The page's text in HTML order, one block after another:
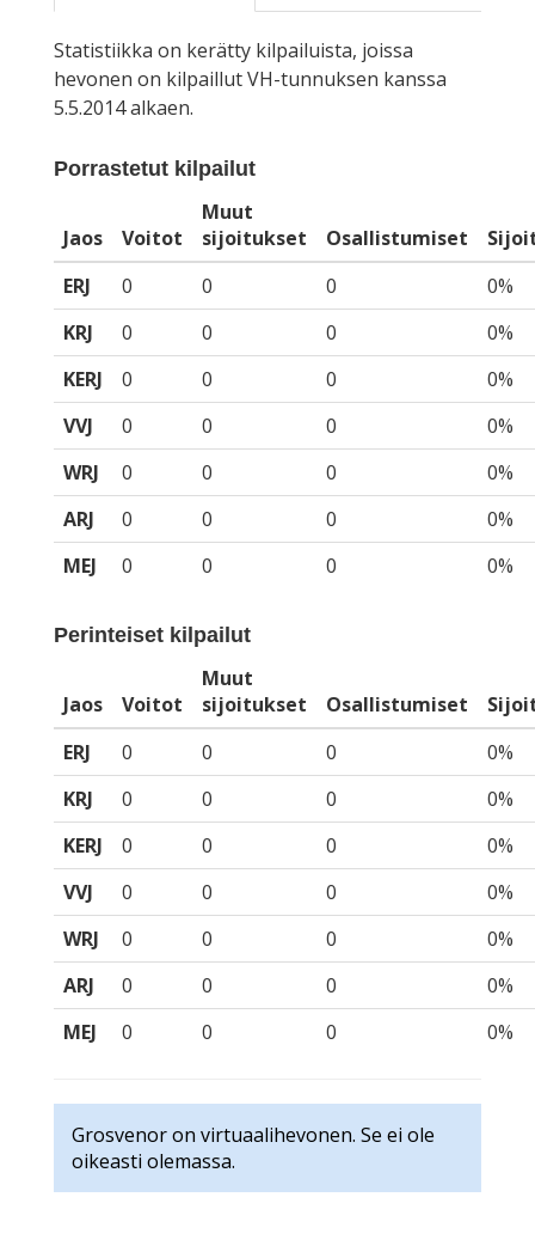
Statistiikka on kerätty kilpailuista, joissa
hevonen on kilpaillut VH-tunnuksen kanssa
5.5.2014 alkaen.
Porrastetut kilpailut
Jaos Voitot
Muut
sijoitukset
Osallistumiset
ERJ
0 0 0
0%
KRJ
0 0 0
0%
KERJ
0 0 0
0%
VVJ
0 0 0
0%
WRJ
0 0 0
0%
ARJ
0 0 0
0%
MEJ
0 0 0 0%
Perinteiset kilpailut
Jaos Voitot
Muut
sijoitukset
Osallistumiset
ERJ
0 0 0
0%
KRJ
0 0 0
0%
KERJ
0 0 0
0%
VVJ
0 0 0
0%
WRJ
0 0 0
0%
ARJ
0 0 0
0%
MEJ
0 0 0 0%
Grosvenor on virtuaalihevonen. Se ei ole
oikeasti olemassa.